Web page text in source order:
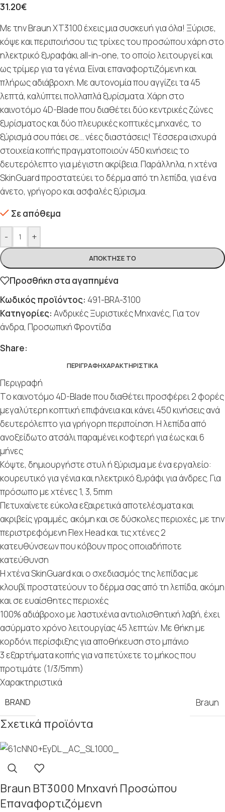
31.20€
Με την Braun XT3100 έχεις μια συσκευή για όλα! Ξύρισε,
κόψε και περιποιήσου τις τρίχες του προσώπου χάρη στο
ηλεκτρικό ξυραφάκι all-in-one, το οποίο λειτουργεί και
ως τρίμερ για τα γένια. Είναι επαναφορτιζόμενη και
πλήρως αδιάβροχη. Με αυτονομία που αγγίζει τα 45
λεπτά, καλύπτει πολλαπλά ξυρίσματα. Χάρη στο
καινοτόμο 4D-Blade που διαθέτει δύο κεντρικές ζώνες
ξυρίσματος και δύο πλευρικές κοπτικές μηχανές, το
ξύρισμά σου πάει σε… νέες διαστάσεις! Τέσσερα ισχυρά
στοιχεία κοπής πραγματοποιούν 450 κινήσεις το
δευτερόλεπτο για μέγιστη ακρίβεια. Παράλληλα, η χτένα
SkinGuard προστατεύει το δέρμα από τη λεπίδα, για ένα
άνετο, γρήγορο και ασφαλές ξύρισμα.
Σε απόθεμα
- +
ΑΠΌΚΤΗΣΈ ΤΟ
Προσθήκη στα αγαπημένα
Κωδικός προϊόντος: 491-BRA-3100
Κατηγορίες: Ανδρικές Ξυριστικές Μηχανές, Για τον
άνδρα, Προσωπική Φροντίδα
Share:
ΠΕΡΙΓΡΑΦΉΧΑΡΑΚΤΗΡΙΣΤΙΚΆ
Περιγραφή
Tο καινοτόμο 4D-Blade που διαθέτει προσφέρει 2 φορές
μεγαλύτερη κοπτική επιφάνεια και κάνει 450 κινήσεις ανά
δευτερόλεπτο για γρήγορη περιποίηση. Η λεπίδα από
ανοξείδωτο ατσάλι παραμένει κοφτερή για έως και 6
μήνες
Κόψτε, δημιουργήστε στυλ ή ξύρισμα με ένα εργαλείο:
κουρευτικό για γένια και ηλεκτρικό ξυράφι για άνδρες. Για
πρόσωπο με χτένες 1, 3, 5mm
Πετυχαίνετε εύκολα εξαιρετικά αποτελέσματα και
ακριβείς γραμμές, ακόμη και σε δύσκολες περιοχές, με την
περιστρεφόμενη Flex Head και τις χτένες 2
κατευθύνσεων που κόβουν προς οποιαδήποτε
κατεύθυνση
Η χτένα SkinGuard και ο σχεδιασμός της λεπίδας με
κλουβί προστατεύουν το δέρμα σας από τη λεπίδα, ακόμη
και σε ευαίσθητες περιοχές
100% αδιάβροχο με λαστιχένια αντιολισθητική λαβή, έχει
ασύρματο χρόνο λειτουργίας 45 λεπτών. Με θήκη με
κορδόνι περίσφιξης για αποθήκευση στο μπάνιο
3 εξαρτήματα κοπής για να πετύχετε το μήκος που
προτιμάτε (1/3/5mm)
Χαρακτηριστικά
BRAND Braun
Σχετικά προϊόντα
Braun BT3000 Μηχανή Προσώπου
Επαναφορτιζόμενη